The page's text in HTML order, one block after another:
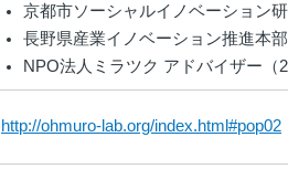
京都市ソーシャルイノベーション研
長野県産業イノベーション推進本
NPO法人ミラツク アドバイザー（
http://ohmuro-lab.org/index.html#pop02